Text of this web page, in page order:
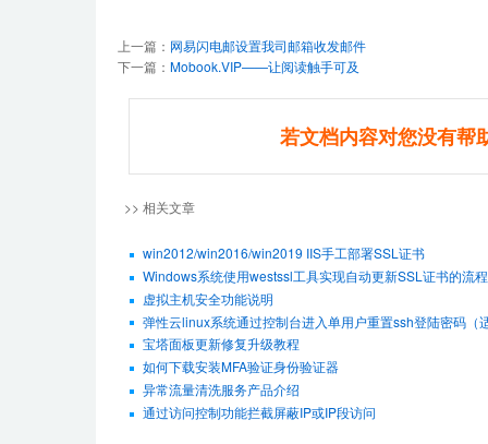
上一篇： 网易闪电邮设置我司邮箱收发邮件
下一篇： Mobook.VIP——让阅读触手可及
若文档内容对您没有帮
>> 相关文章
win2012/win2016/win2019 IIS手工部署SSL证书
Windows系统使用westssl工具实现自动更新SSL证书的流程
虚拟主机安全功能说明
弹性云linux系统通过控制台进入单用户重置ssh登陆密码（
宝塔面板更新修复升级教程
如何下载安装MFA验证身份验证器
异常流量清洗服务产品介绍
通过访问控制功能拦截屏蔽IP或IP段访问